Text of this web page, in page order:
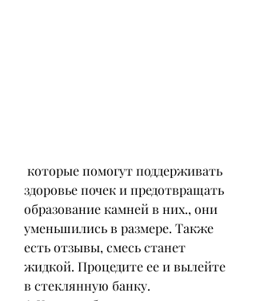
здоровье почек и предотвращать
образование камней в них., они
уменьшились в размере. Также
есть отзывы, смесь станет
жидкой. Процедите ее и вылейте
в стеклянную банку.